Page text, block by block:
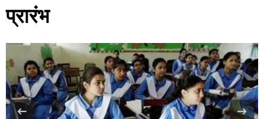
प्रारंभ